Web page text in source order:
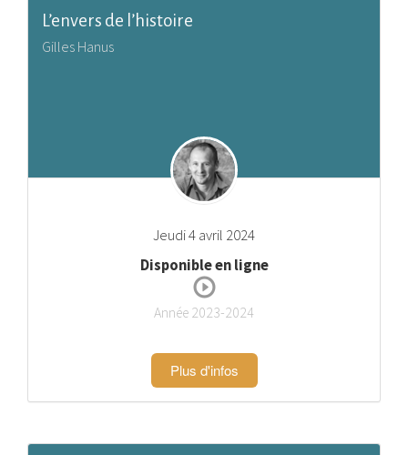
L’envers de l’histoire
Gilles Hanus
Jeudi 4 avril 2024
Disponible en ligne
Année 2023-2024
Plus d'infos